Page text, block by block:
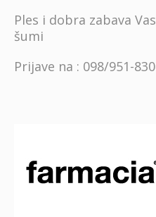
Ples i dobra zabava
šumi
Prijave na : 098/951-